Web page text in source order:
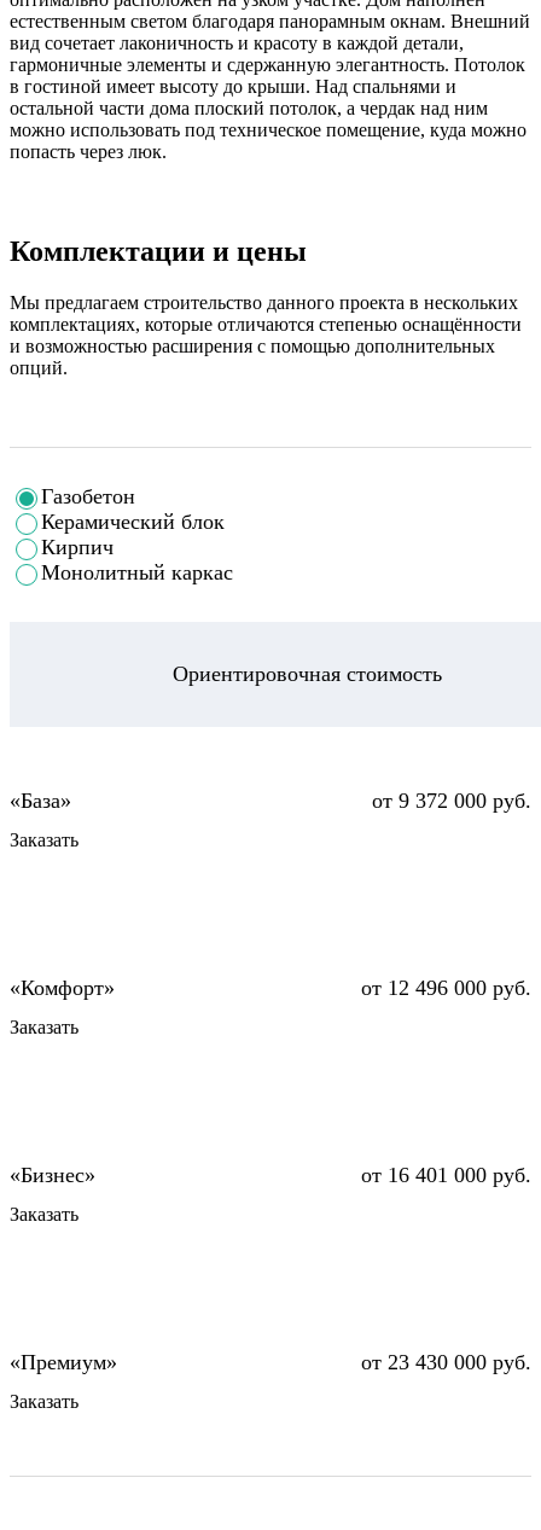
естественным светом благодаря панорамным окнам. Внешний
вид сочетает лаконичность и красоту в каждой детали,
гармоничные элементы и сдержанную элегантность. Потолок
в гостиной имеет высоту до крыши. Над спальнями и
остальной части дома плоский потолок, а чердак над ним
можно использовать под техническое помещение, куда можно
попасть через люк.
Комплектации и цены
Мы предлагаем строительство данного проекта в нескольких
комплектациях, которые отличаются степенью оснащённости
и возможностью расширения с помощью дополнительных
опций.
Газобетон
Керамический блок
Кирпич
Монолитный каркас
Ориентировочная стоимость
от 9 372 000 руб.
Заказать
от 12 496 000 руб.
Заказать
от 16 401 000 руб.
Заказать
от 23 430 000 руб.
Заказать